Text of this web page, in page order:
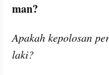
man?
Apakah kepolosan
laki?